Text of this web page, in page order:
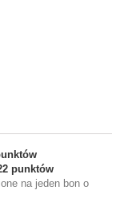
punktów
na jeden bon o